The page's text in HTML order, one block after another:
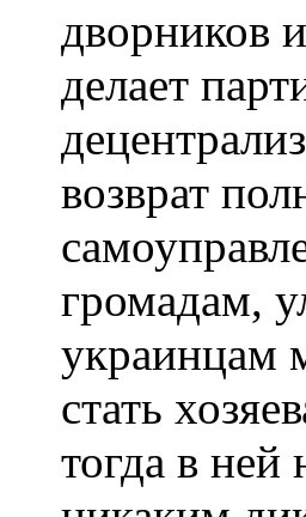
дворников
делает
возврат
громадам,
украинцам
стать
тогда в ней